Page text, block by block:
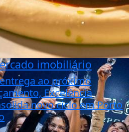
imobiliário
ao próximo
Excelência
novo ciclo em Porto